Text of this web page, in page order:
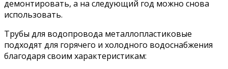
демонтировать, а на следующий год можно снова
использовать.
Трубы для водопровода металлопластиковые
подходят для горячего и холодного водоснабжения
благодаря своим характеристикам: